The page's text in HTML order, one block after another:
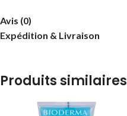
Avis (0)
Expédition & Livraison
Produits similaires